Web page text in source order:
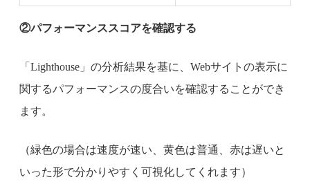
②パフォーマンススコアを確認する
「Lighthouse」の分析結果を基に、Webサイトの表示に
関するパフォーマンスの度合いを確認することができ
ます。
（緑色の場合は速度が速い、黄色は普通、赤は遅いと
いった形で分かりやすく可視化してくれます）